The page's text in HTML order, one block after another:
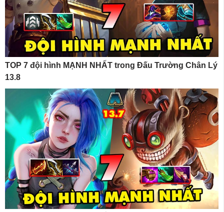
TOP 7 đội hình MẠNH NHẤT trong Đấu Trường Chân Lý
13.8